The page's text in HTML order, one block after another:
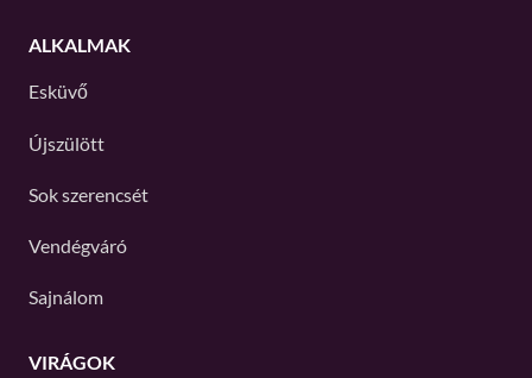
ALKALMAK
Esküvő
Újszülött
Sok szerencsét
Vendégváró
Sajnálom
VIRÁGOK